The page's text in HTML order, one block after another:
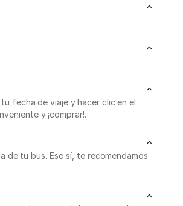
fecha de viaje y hacer clic en el
y ¡comprar!.
de tu bus. Eso sí, te recomendamos